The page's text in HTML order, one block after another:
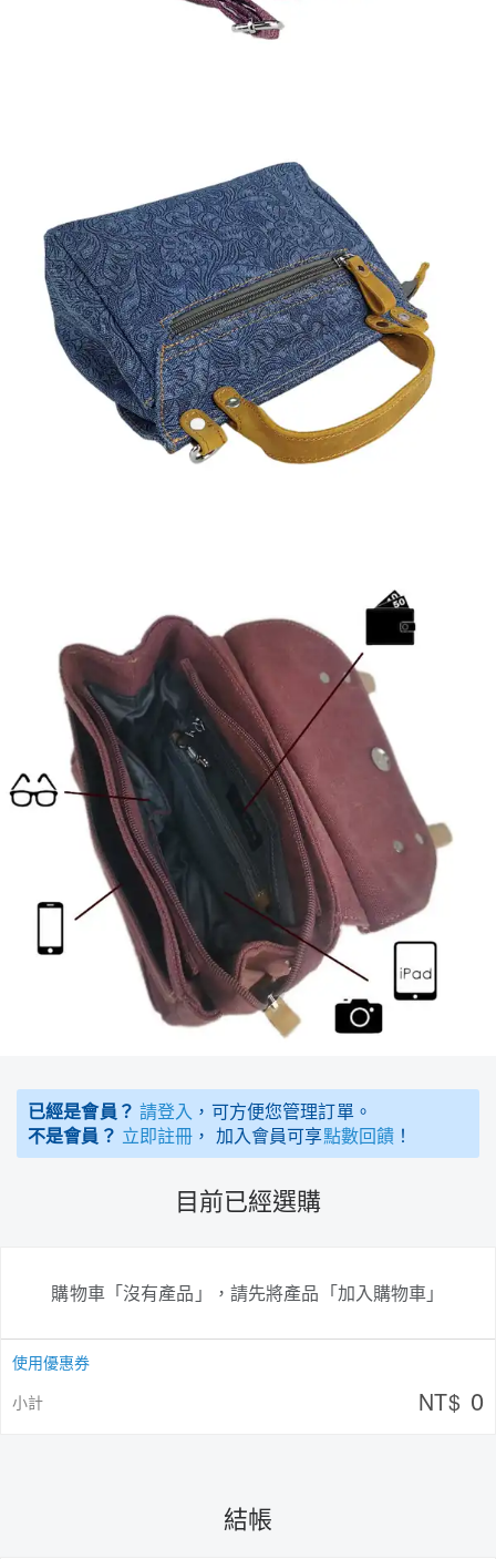
已經是會員？ 請登入 ，可方便您管理訂單。
不是會員？ 立即註冊 ， 加入會員可享點數回饋！
目前已經選購
購物車「沒有產品」，請先將產品「加入購物車」
使用優惠券
小計
NT$ 0
結帳